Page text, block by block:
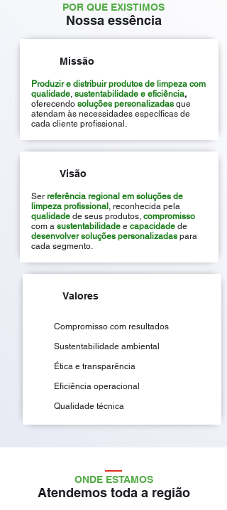
POR QUE EXISTIMOS
Nossa essência
Missão
Produzir e distribuir produtos de limpeza com
qualidade sustentabilidade e eficiência,
oferecendo soluções personalizadas que
atendam às necessidades específicas de
cada cliente profissional.
Visão
Ser referência regional em soluções de
limpeza profissional , reconhecida pela
qualidade de seus produtos, compromisso
com a sustentabilidade e capacidade de
desenvolver soluções personalizadas para
cada segmento.
Valores
Compromisso com resultados
Sustentabilidade ambiental
Ética e transparência
Eficiência operacional
Qualidade técnica
ONDE ESTAMOS
Atendemos toda a região